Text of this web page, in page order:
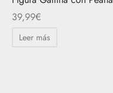
39,99€
Leer más